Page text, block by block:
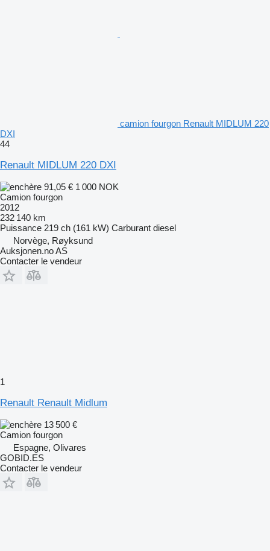
camion fourgon Renault MIDLUM 220
DXI
44
Renault MIDLUM 220 DXI
91,05 € 1 000 NOK
Camion fourgon
2012
232 140 km
Puissance 219 ch (161 kW) Carburant diesel
Norvège, Røyksund
Auksjonen.no AS
Contacter le vendeur
1
Renault Renault Midlum
13 500 €
Camion fourgon
Espagne, Olivares
GOBID.ES
Contacter le vendeur